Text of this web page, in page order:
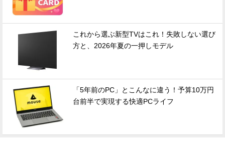
これから選ぶ新型TVはこれ！失敗しない選び
方と、2026年夏の一押しモデル
「5年前のPC」とこんなに違う！予算10万円
台前半で実現する快適PCライフ